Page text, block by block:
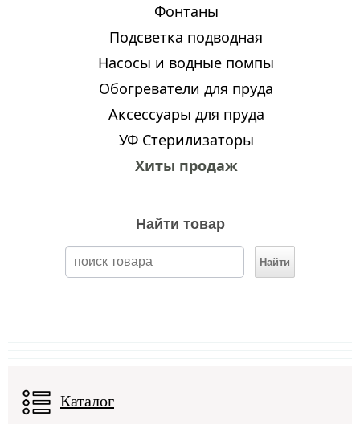
Фонтаны
Подсветка подводная
Насосы и водные помпы
Обогреватели для пруда
Аксессуары для пруда
УФ Стерилизаторы
Хиты продаж
Найти товар
Каталог